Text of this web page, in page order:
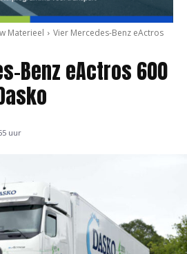
Materieel
Vier Mercedes-Benz eActros
Benz eActros 600
uur